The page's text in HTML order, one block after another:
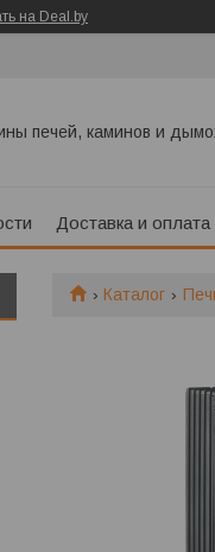
на Deal.by
печей, каминов и
Доставка и оплата
Каталог